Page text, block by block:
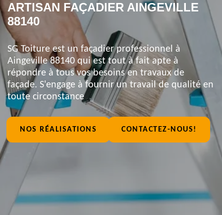
ARTISAN FAÇADIER AINGEVILLE
88140
SG Toiture est un façadier professionnel à
Aingeville 88140 qui est tout à fait apte à
répondre à tous vos besoins en travaux de
façade. S'engage à fournir un travail de qualité en
toute circonstance
NOS RÉALISATIONS CONTACTEZ-NOUS!